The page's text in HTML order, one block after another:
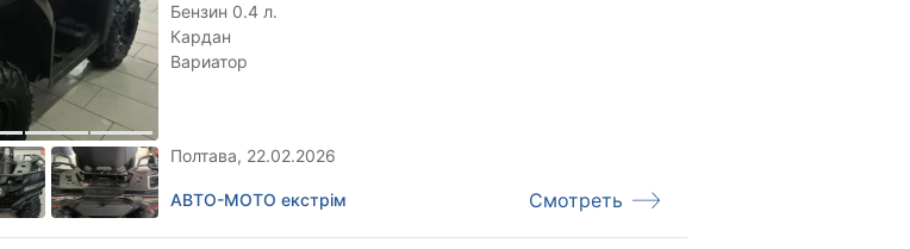
Бензин 0.4 л.
Кардан
Вариатор
Полтава, 22.02.2026
АВТО-МОТО екстрім Смотреть